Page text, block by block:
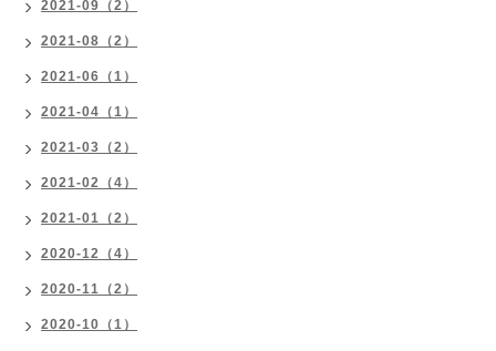
2021-09（2）
2021-08（2）
2021-06（1）
2021-04（1）
2021-03（2）
2021-02（4）
2021-01（2）
2020-12（4）
2020-11（2）
2020-10（1）